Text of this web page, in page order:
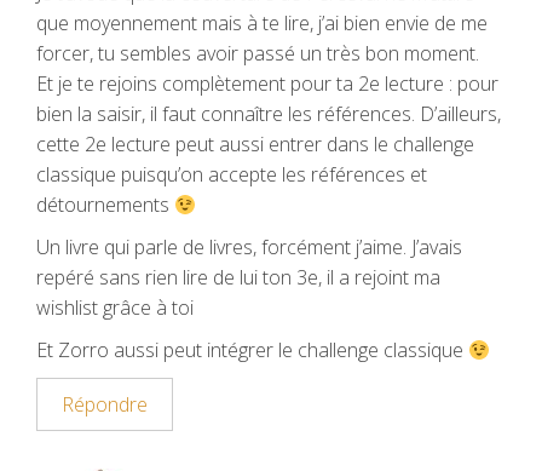
que moyennement mais à te lire, j’ai bien envie de me
forcer, tu sembles avoir passé un très bon moment.
Et je te rejoins complètement pour ta 2e lecture : pour
bien la saisir, il faut connaître les références. D’ailleurs,
cette 2e lecture peut aussi entrer dans le challenge
classique puisqu’on accepte les références et
détournements
Un livre qui parle de livres, forcément j’aime. J’avais
repéré sans rien lire de lui ton 3e, il a rejoint ma
wishlist grâce à toi
Et Zorro aussi peut intégrer le challenge classique
Répondre